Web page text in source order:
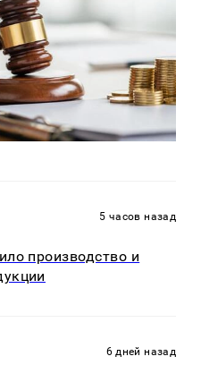
5 часов назад
производство и
6 дней назад